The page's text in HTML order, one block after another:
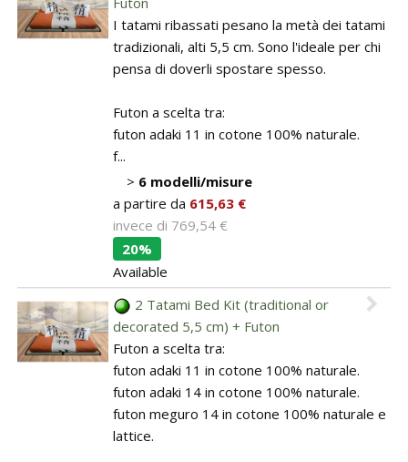
I tatami ribassati pesano la metà dei tatami
tradizionali, alti 5,5 cm. Sono l'ideale per chi
pensa di doverli spostare spesso.
Futon a scelta tra:
futon adaki 11 in cotone 100% naturale.
f...
> 6 modelli/misure
a partire da 615,63 €
invece di 769,54 €
20%
Available
2 Tatami Bed Kit (traditional or
decorated 5,5 cm) + Futon
Futon a scelta tra:
futon adaki 11 in cotone 100% naturale.
futon adaki 14 in cotone 100% naturale.
futon meguro 14 in cotone 100% naturale e
lattice.